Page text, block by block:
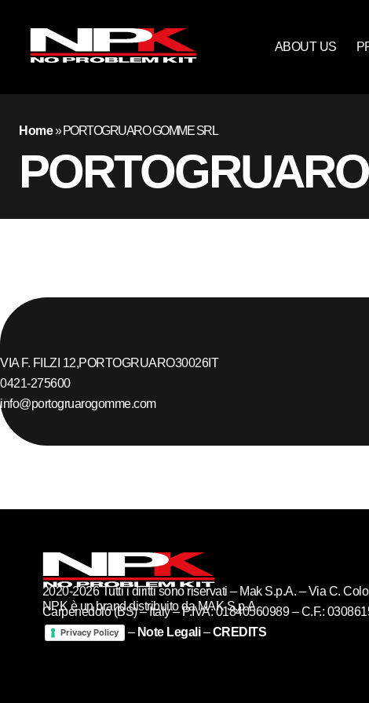
ABOUT US
Home»PORTOGRUARO GOMME SRL
VIA F. FILZI 12,PORTOGRUARO30026IT
0421-275600
info@portogruarogomme.com
NPK è un brand distribuito da MAK S.p.A
2020-2026 Tutti i diritti sono riservati – Mak S.p.A. – Via C.
Carpenedolo (BS) – Italy – P.IVA: 01840560989 – C.F.:
Privacy Policy – Note Legali–CREDITS